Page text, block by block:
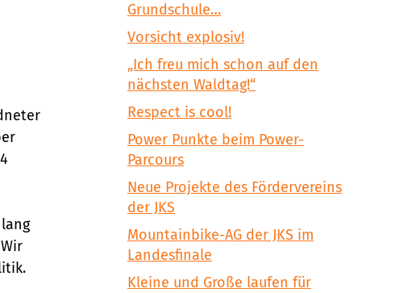
Grundschule…
Vorsicht explosiv!
„Ich freu mich schon auf den
nächsten Waldtag!“
Respect is cool!
Power Punkte beim Power-
Parcours
Neue Projekte des Fördervereins
der JKS
Mountainbike-AG der JKS im
Landesfinale
Kleine und Große laufen für